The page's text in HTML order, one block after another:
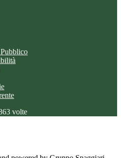
volte